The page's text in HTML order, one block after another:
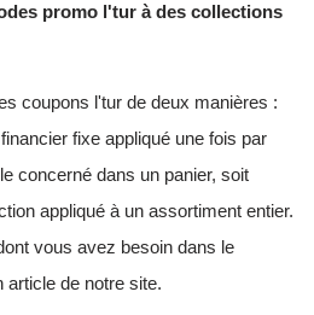
promo l'tur à des collections
coupons l'tur de deux manières :
fixe appliqué une fois par
concerné dans un panier, soit
appliqué à un assortiment entier.
vous avez besoin dans le
article de notre site.